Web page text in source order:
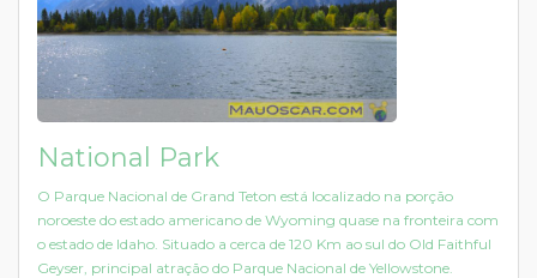
National Park
O Parque Nacional de Grand Teton está localizado na porção
noroeste do estado americano de Wyoming quase na fronteira com
o estado de Idaho. Situado a cerca de 120 Km ao sul do Old Faithful
Geyser, principal atração do Parque Nacional de Yellowstone.